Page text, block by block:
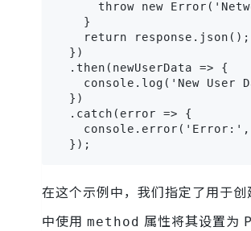
throw new
    }
    return response.json();
  })
  .then(newUserData => {
console.log('New User
  })
  .catch(error => {
  });
在这个示例中，我们指定了用于
中使用 method 属性将其设置为